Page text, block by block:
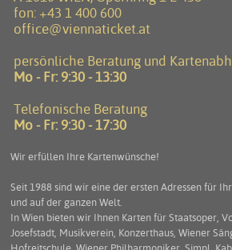
fon: +43 1 400 600
office@viennaticket.at
persönliche Beratung und
Mo - Fr: 9:30 - 13:30
Telefonische Beratung
Mo - Fr: 9:30 - 17:30
Wir erfüllen Ihre Kartenwünsche!
Seit 1988 sind wir eine der ersten Adressen für
und auf der ganzen Welt.
In Wien bieten wir Ihnen Karten für Staatsoper,
Josefstadt, Musikverein, Konzerthaus, Wiener
Hofreitschule, Wiener Philharmoniker, Simpl,